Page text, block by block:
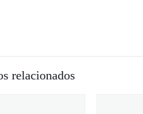
relacionados